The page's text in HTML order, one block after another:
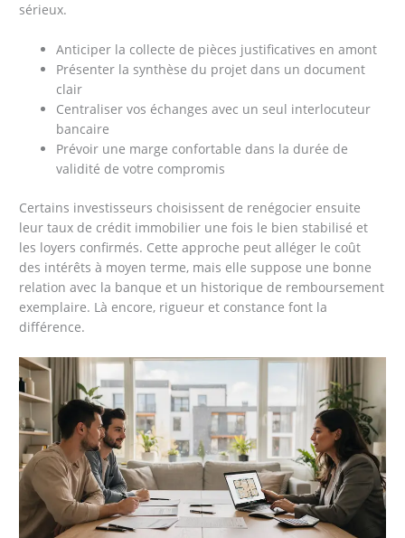
sérieux.
Anticiper la collecte de pièces justificatives en amont
Présenter la synthèse du projet dans un document
clair
Centraliser vos échanges avec un seul interlocuteur
bancaire
Prévoir une marge confortable dans la durée de
validité de votre compromis
Certains investisseurs choisissent de renégocier ensuite
leur taux de crédit immobilier une fois le bien stabilisé et
les loyers confirmés. Cette approche peut alléger le coût
des intérêts à moyen terme, mais elle suppose une bonne
relation avec la banque et un historique de remboursement
exemplaire. Là encore, rigueur et constance font la
différence.